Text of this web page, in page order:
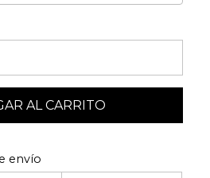
AL CARRITO
envío